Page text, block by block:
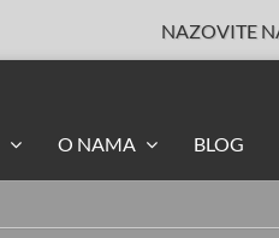
NAZOVITE
O NAMA BLOG